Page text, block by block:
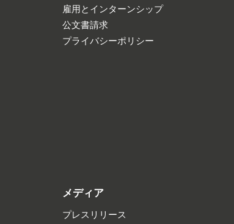
雇用とインターンシップ
公文書請求
プライバシーポリシー
メディア
プレスリリース